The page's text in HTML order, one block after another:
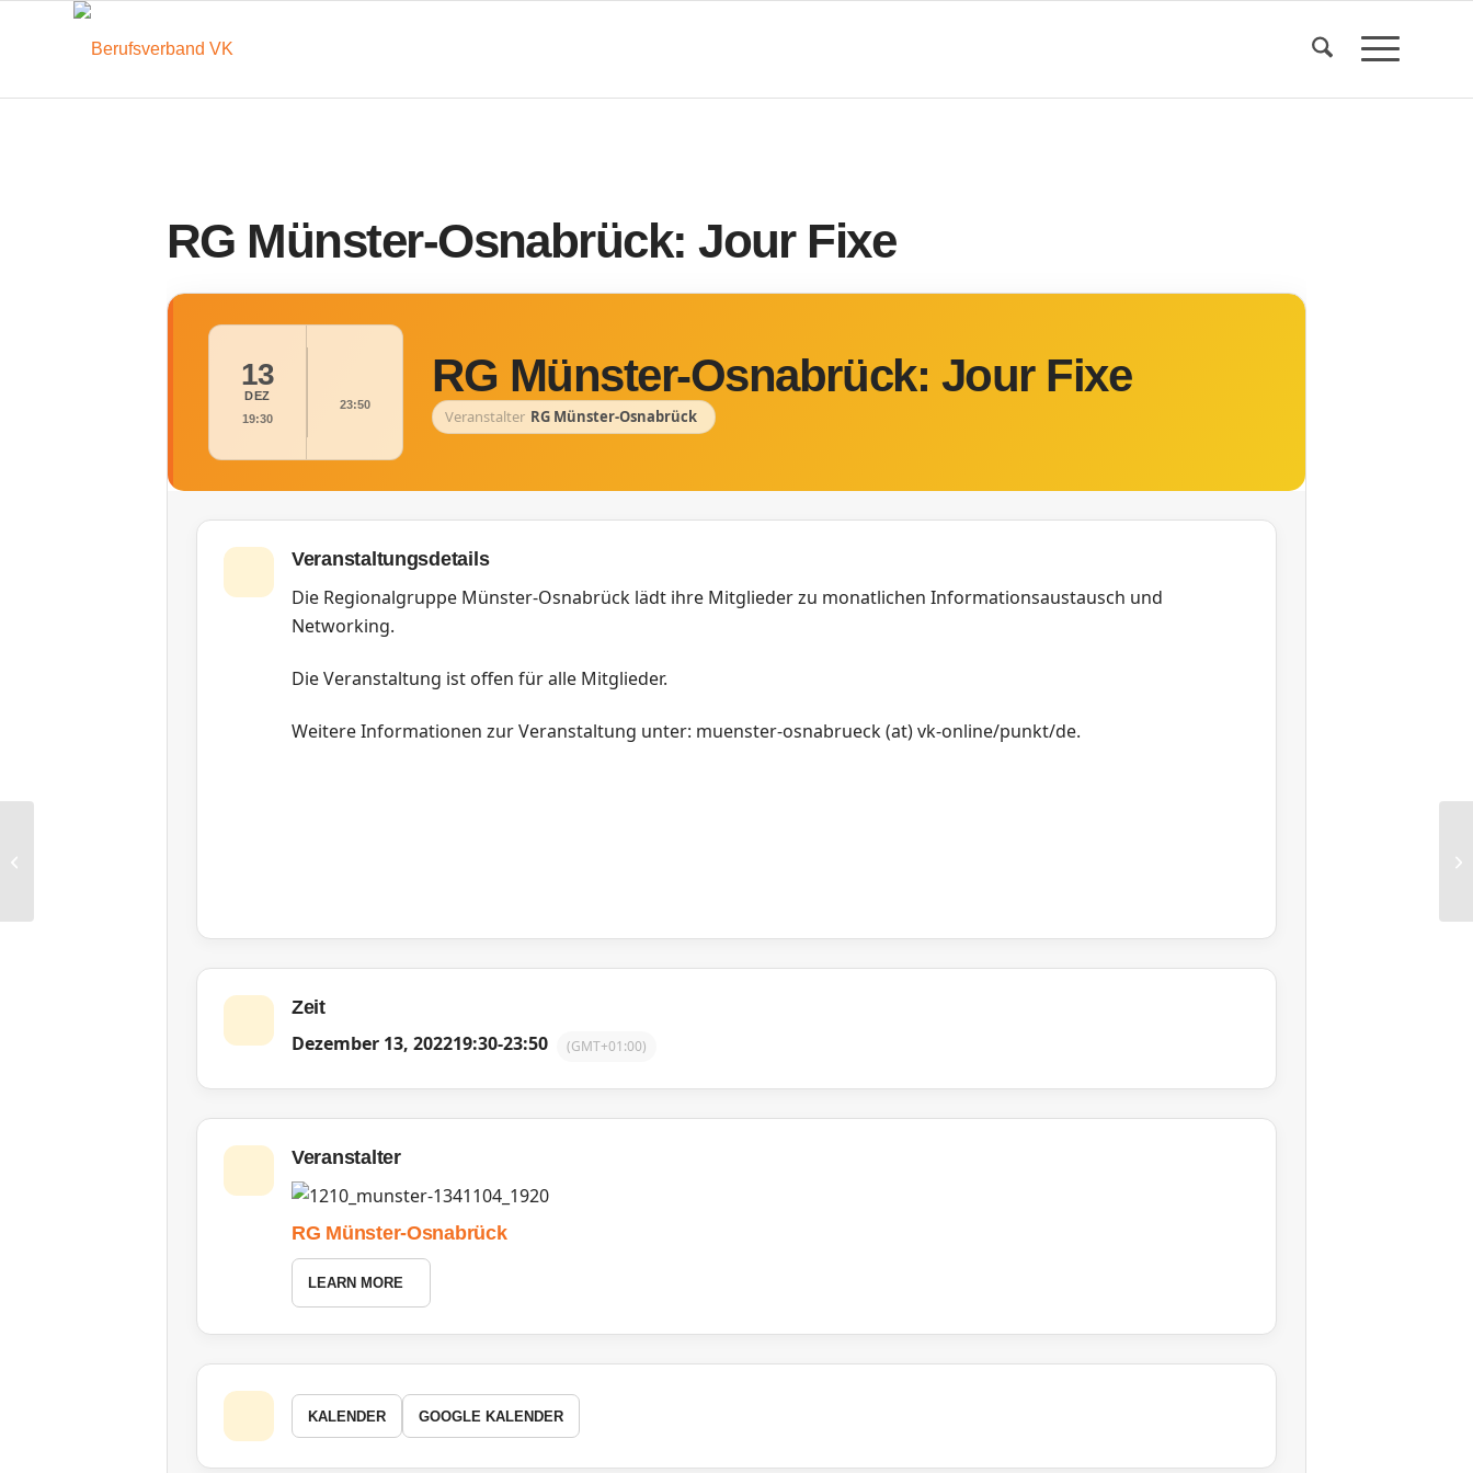
RG Münster-Osnabrück: Jour Fixe
13
DEZ
19:30
23:50
RG Münster-Osnabrück: Jour Fixe
Veranstalter RG Münster-Osnabrück
Veranstaltungsdetails
Die Regionalgruppe Münster-Osnabrück lädt ihre Mitglieder zu monatlichen Informationsaustausch und
Networking.
Die Veranstaltung ist offen für alle Mitglieder.
Weitere Informationen zur Veranstaltung unter: muenster-osnabrueck (at) vk-online/punkt/de.
Zeit
Dezember 13, 202219:30-23:50 (GMT+01:00)
Veranstalter
RG Münster-Osnabrück
LEARN MORE
KALENDER GOOGLE KALENDER